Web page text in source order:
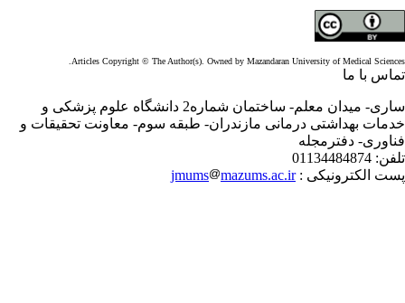
Articles Copyright © The Author(s). Owned by Mazandaran University of Medical
با ما
ساری- میدان معلم- ساختمان شماره2 دانشگاه علوم پزشکی و
بهداشتی درمانی مازندران- طبقه سوم- معاونت تحقیقات و
دفترمجله
01134484874
الکترونیکی :
jmums mazums.ac.ir